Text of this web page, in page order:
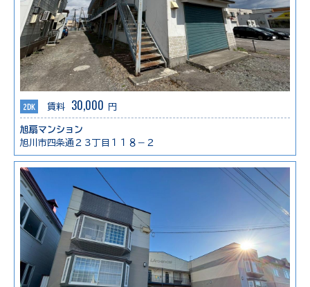
2DK 賃料 30,000 円
旭扇マンション
旭川市四条通２３丁目１１８－２